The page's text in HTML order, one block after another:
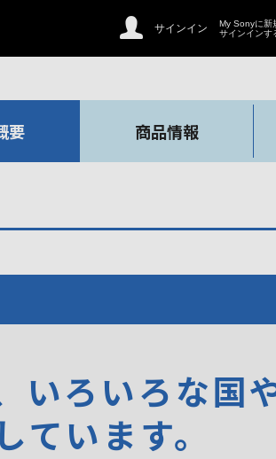
サインイン
My Sonyに新
サインインす
要 商品情報
いろいろな国
います。